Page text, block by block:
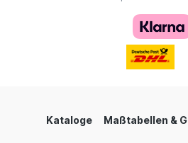
Kataloge Maßtabellen &